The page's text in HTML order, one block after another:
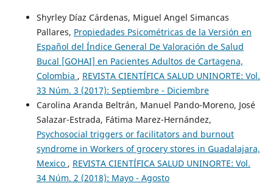
Shyrley Díaz Cárdenas, Miguel Angel Simancas
Pallares, Propiedades Psicométricas de la Versión en
Español del Índice General De Valoración de Salud
Bucal [GOHAI] en Pacientes Adultos de Cartagena,
Colombia , REVISTA CIENTÍFICA SALUD UNINORTE: Vol.
33 Núm. 3 (2017): Septiembre - Diciembre
Carolina Aranda Beltrán, Manuel Pando-Moreno, José
Salazar-Estrada, Fátima Marez-Hernández,
Psychosocial triggers or facilitators and burnout
syndrome in Workers of grocery stores in Guadalajara,
Mexico , REVISTA CIENTÍFICA SALUD UNINORTE: Vol.
34 Núm. 2 (2018): Mayo - Agosto